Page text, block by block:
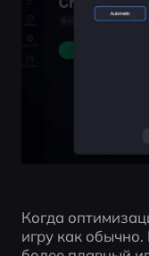
Когда
игру как